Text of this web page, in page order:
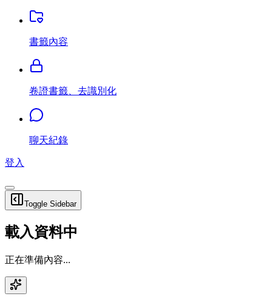
書籤內容
卷證書籤、去識別化
聊天紀錄
登入
Toggle Sidebar
載入資料中
正在準備內容...